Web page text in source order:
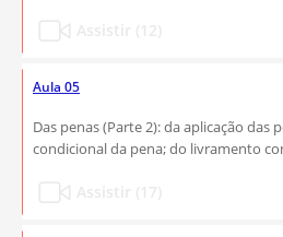
Aula 05
Das penas (Parte 2): da aplicação das
condicional da pena; do livramento